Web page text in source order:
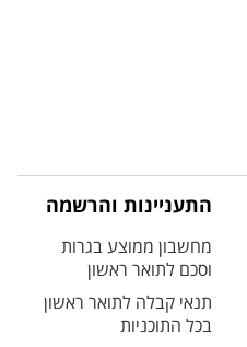
התעניינות והרשמה
מחשבון ממוצע בגרות
וסכם לתואר ראשון
תנאי קבלה לתואר ראשון
בכל התוכניות